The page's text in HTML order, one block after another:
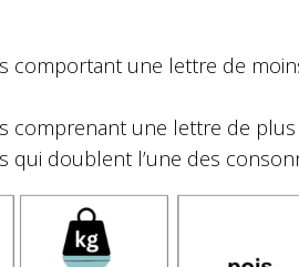
comportant une lettre de
comprenant une lettre de plus
qui doublent l’une des